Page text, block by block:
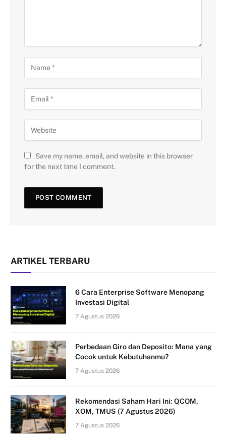
Save my name, email, and website in this browser
for the next time I comment.
ARTIKEL TERBARU
6 Cara Enterprise Software Menopang
Investasi Digital
7 Agustus 2026
Perbedaan Giro dan Deposito: Mana yang
Cocok untuk Kebutuhanmu?
7 Agustus 2026
Rekomendasi Saham Hari Ini: QCOM,
XOM, TMUS (7 Agustus 2026)
7 Agustus 2026